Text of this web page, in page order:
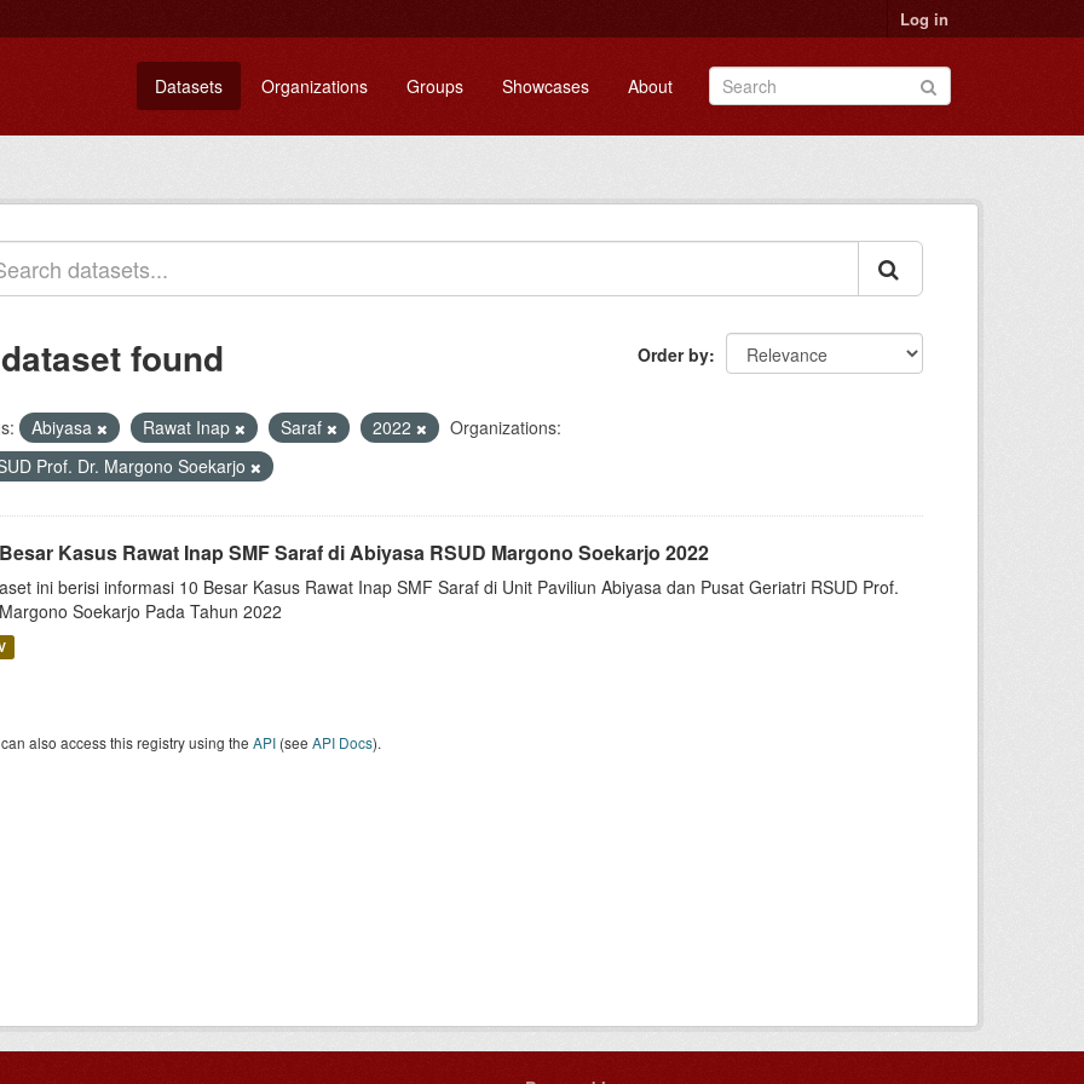
Log in
Datasets Organizations Groups Showcases About
Order by
found
Abiyasa Rawat Inap Saraf 2022
Organizations:
Prof. Dr. Margono Soekarjo
Kasus Rawat Inap SMF Saraf di Abiyasa RSUD Margono Soekarjo 2022
ini berisi informasi 10 Besar Kasus Rawat Inap SMF Saraf di Unit Paviliun Abiyasa dan Pusat Geriatri RSUD Prof.
Soekarjo Pada Tahun 2022
also access this registry using the API (see API Docs).